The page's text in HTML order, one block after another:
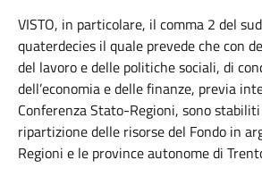
VISTO, in particolare, il comma 2 del
quaterdecies il quale prevede che con
del lavoro e delle politiche sociali, di
dell’economia e delle finanze, previa
Conferenza Stato-Regioni, sono
ripartizione delle risorse del Fondo in
Regioni e le province autonome di